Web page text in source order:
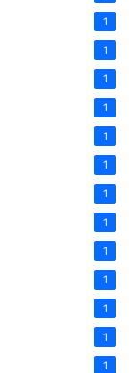
1
1
1
1
1
1
1
1
1
1
1
1
1